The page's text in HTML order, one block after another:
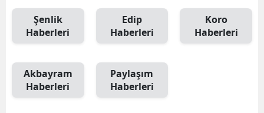
Şenlik
Haberleri
Edip
Haberleri
Koro
Haberleri
Akbayram
Haberleri
Paylaşım
Haberleri